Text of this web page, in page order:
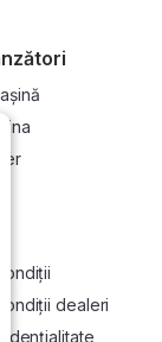
dealeri